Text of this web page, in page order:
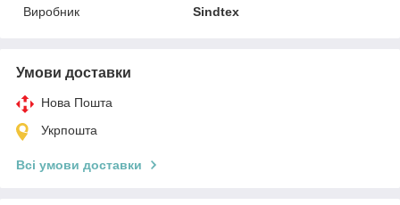
Виробник
Sindtex
Умови доставки
Нова Пошта
Укрпошта
Всі умови доставки